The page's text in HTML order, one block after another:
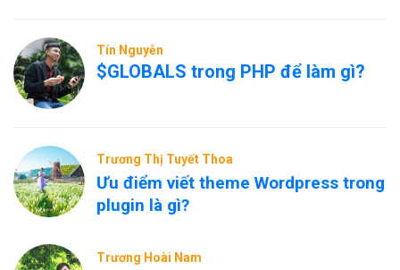
Tín Nguyễn
$GLOBALS trong PHP để làm gì?
Trương Thị Tuyết Thoa
Ưu điểm viết theme Wordpress trong
plugin là gì?
Trương Hoài Nam